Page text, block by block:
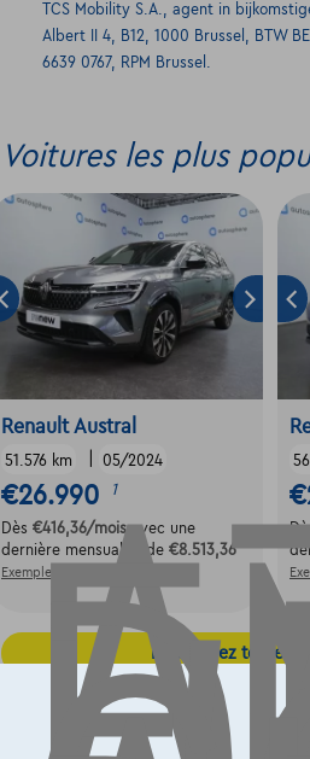
TCS Mobility S.A., agent in
Albert II 4, B12, 1000 Brussel, BTW
6639 0767, RPM Brussel.
Voitures les plus
Renault Austral
51.576 km 05/2024
€26.990 1
Dès €416,36/moisavec une
dernière mensualité de €8.513,36
Exemple chiffré complet
Découvrez toute la